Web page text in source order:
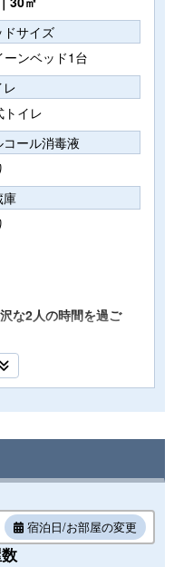
ドサイズ
ーンベッド1台
レ
トイレ
コール消毒液
庫
な2人の時間を過ご
の客室で、日常を忘れ
。
屋です。
/ワインセラー/バルミ
ン/除加湿空気清浄機/
ャワーヘッド/シャワー
宿泊日/お部屋の変更